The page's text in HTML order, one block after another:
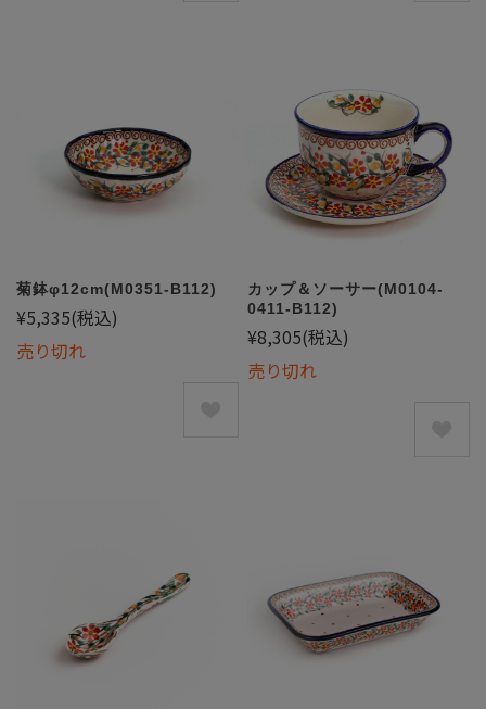
菊鉢φ12cm(M0351-B112)
¥5,335(税込)
売り切れ
カップ＆ソーサー(M0104-
0411-B112)
¥8,305(税込)
売り切れ